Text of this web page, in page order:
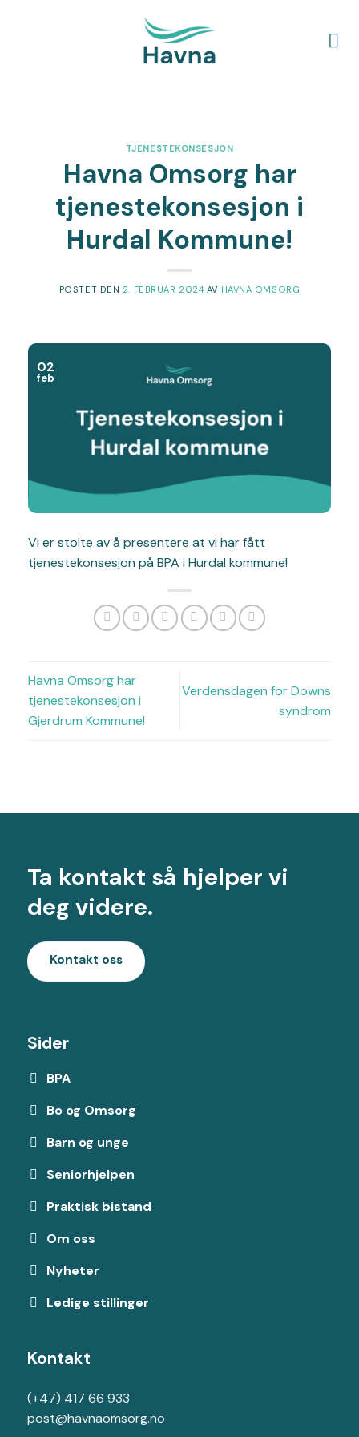
TJENESTEKONSESJON
Havna Omsorg har
tjenestekonsesjon i
Hurdal Kommune!
POSTET DEN 2. FEBRUAR 2024AV HAVNA OMSORG
02
feb
Vi er stolte av å presentere at vi har fått
tjenestekonsesjon på BPA i Hurdal kommune!
Havna Omsorg har
tjenestekonsesjon i
Gjerdrum Kommune!
Verdensdagen for Downs
syndrom
Ta kontakt så hjelper vi
deg videre.
Kontakt oss
Sider
BPA
Bo og Omsorg
Barn og unge
Seniorhjelpen
Praktisk bistand
Om oss
Nyheter
Ledige stillinger
Kontakt
(+47) 417 66 933
post@havnaomsorg.no